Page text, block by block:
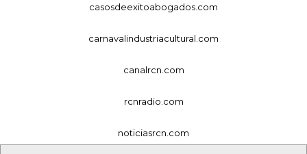
casosdeexitoabogados.com
carnavalindustriacultural.com
canalrcn.com
rcnradio.com
noticiasrcn.com